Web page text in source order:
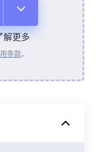
更多
条款。